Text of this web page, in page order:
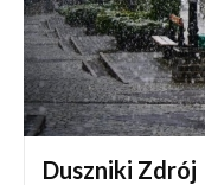
Duszniki Zdrój